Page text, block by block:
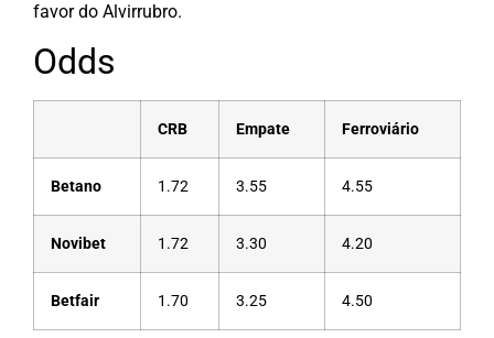
favor do Alvirrubro.
Odds
CRB Empate Ferroviário
Betano 1.72 3.55 4.55
Novibet 1.72 3.30 4.20
Betfair 1.70 3.25 4.50